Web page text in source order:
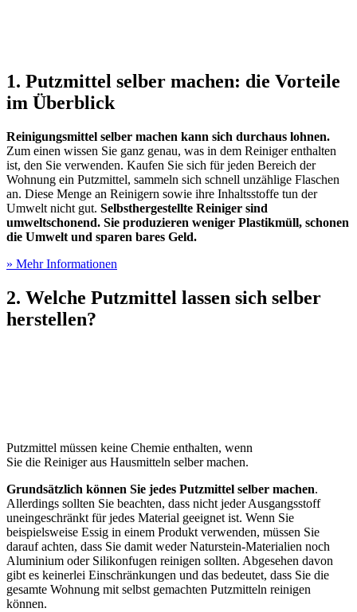
1. Putzmittel selber machen: die Vorteile
im Überblick
Reinigungsmittel selber machen kann sich durchaus lohnen.
Zum einen wissen Sie ganz genau, was in dem Reiniger enthalten
ist, den Sie verwenden. Kaufen Sie sich für jeden Bereich der
Wohnung ein Putzmittel, sammeln sich schnell unzählige Flaschen
an. Diese Menge an Reinigern sowie ihre Inhaltsstoffe tun der
Umwelt nicht gut. Selbsthergestellte Reiniger sind
umweltschonend. Sie produzieren weniger Plastikmüll, schonen
die Umwelt und sparen bares Geld.
» Mehr Informationen
2. Welche Putzmittel lassen sich selber
herstellen?
Putzmittel müssen keine Chemie enthalten, wenn
Sie die Reiniger aus Hausmitteln selber machen.
Grundsätzlich können Sie jedes Putzmittel selber machen.
Allerdings sollten Sie beachten, dass nicht jeder Ausgangsstoff
uneingeschränkt für jedes Material geeignet ist. Wenn Sie
beispielsweise Essig in einem Produkt verwenden, müssen Sie
darauf achten, dass Sie damit weder Naturstein-Materialien noch
Aluminium oder Silikonfugen reinigen sollten. Abgesehen davon
gibt es keinerlei Einschränkungen und das bedeutet, dass Sie die
gesamte Wohnung mit selbst gemachten Putzmitteln reinigen
können.